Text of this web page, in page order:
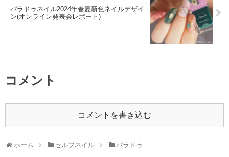
パラドゥネイル2024年春夏新色ネイルデザイ
ン(オンライン発表会レポート)
コメント
コメントを書き込む
ホーム セルフネイル パラドゥ